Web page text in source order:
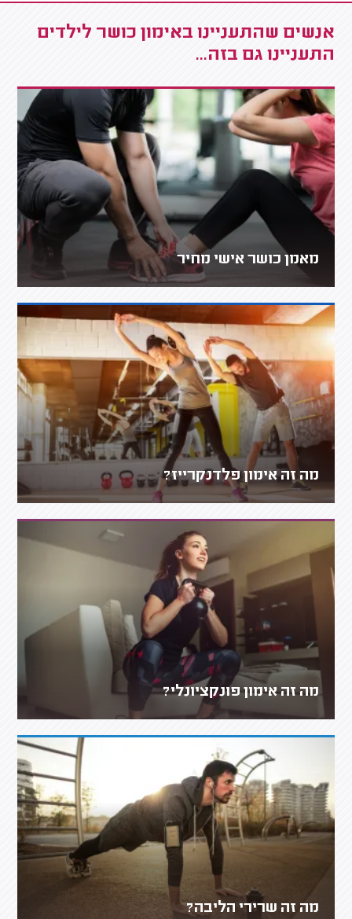
אנשים שהתעניינו באימון כושר לילדים
התעניינו גם בזה...
מאמן כושר אישי מחיר
מה זה אימון פלדנקרייז?
מה זה אימון פונקציונלי?
מה זה שרירי הליבה?